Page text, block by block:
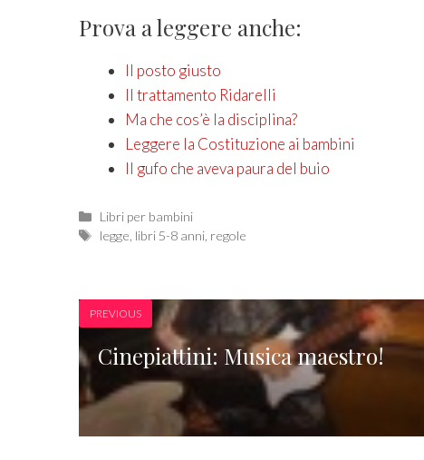
Prova a leggere anche:
Il posto giusto
Il trattamento Ridarelli
Ma che cos’è la disciplina?
Leggere la Costituzione ai bambini
Il gufo che aveva paura del buio
Categories
Libri per bambini
Tags
legge libri 5-8 anni regole
PREVIOUS
Cinepiattini: Musica maestro!